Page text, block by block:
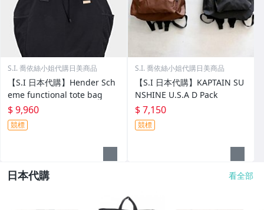
S.I. 喬依絲小姐代購日美商品
【S.I 日本代購】Hender Sch
eme functional tote bag
$ 9,960
競標
S.I. 喬依絲小姐代購日美商品
【S.I 日本代購】KAPTAIN SU
NSHINE U.S.A D Pack
$ 7,150
競標
日本代購 看全部